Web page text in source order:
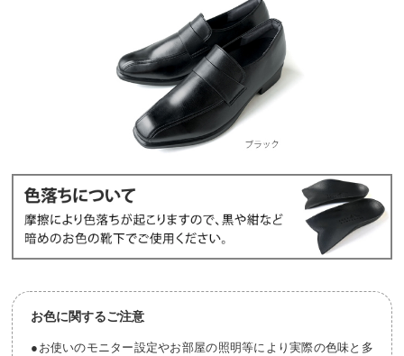
お色に関するご注意
●お使いのモニター設定やお部屋の照明等により実際の色味と多